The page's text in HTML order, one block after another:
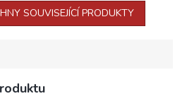
SOUVISEJÍCÍ PRODUKTY